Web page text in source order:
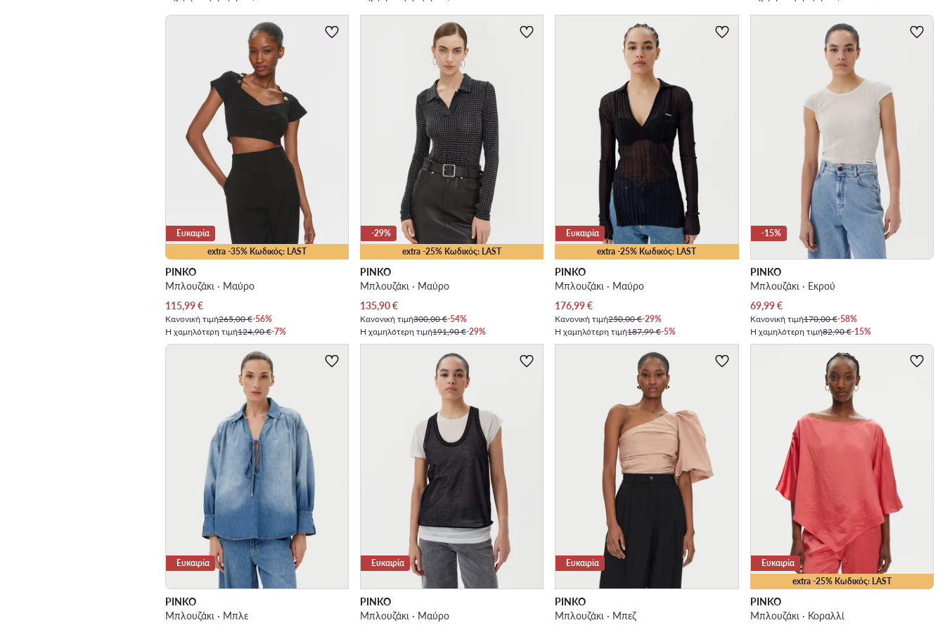
extra -35% Κωδικός: LAST
Ευκαιρία
PINKO
Μπλουζάκι · Μαύρο
Τρέχουσα τιμή
115,99€
Κανονική τιμή265,00 €-56%
Η χαμηλότερη τιμή124,90 €-7%
extra -25% Κωδικός: LAST
-29%
PINKO
Μπλουζάκι · Μαύρο
Τρέχουσα τιμή
135,90€
Κανονική τιμή300,00 €-54%
Η χαμηλότερη τιμή191,90 €-29%
extra -25% Κωδικός: LAST
Ευκαιρία
PINKO
Μπλουζάκι · Μαύρο
Τρέχουσα τιμή
176,99€
Κανονική τιμή250,00 €-29%
Η χαμηλότερη τιμή187,99 €-5%
-15%
PINKO
Μπλουζάκι · Εκρού
Τρέχουσα τιμή
69,99€
Κανονική τιμή170,00 €-58%
Η χαμηλότερη τιμή82,90 €-15%
Ευκαιρία
PINKO
Μπλουζάκι · Μπλε
Ευκαιρία
PINKO
Μπλουζάκι · Μαύρο
Ευκαιρία
PINKO
Μπλουζάκι · Μπεζ
extra -25% Κωδικός: LAST
Ευκαιρία
PINKO
Μπλουζάκι · Κοραλλί